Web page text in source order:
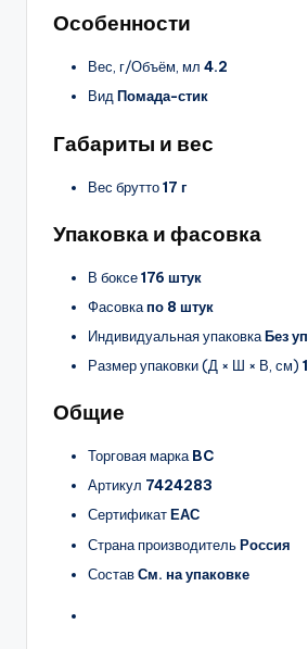
Особенности
Вес, г/Объём, мл 4.2
ВидПомада-стик
Габариты и вес
Вес брутто17 г
Упаковка и фасовка
В боксе176 штук
Фасовкапо 8 штук
Индивидуальная упаковкаБез
Размер упаковки (Д × Ш × В, см)
Общие
Торговая маркаBC
Артикул 7424283
СертификатЕАС
Страна производительРоссия
СоставСм. на упаковке